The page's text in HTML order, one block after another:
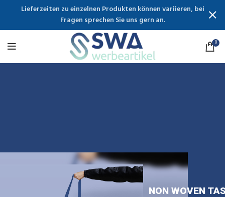
0
NON WOVEN
Lieferzeiten zu einzelnen Produkten können variieren, bei
Fragen sprechen Sie uns gern an.